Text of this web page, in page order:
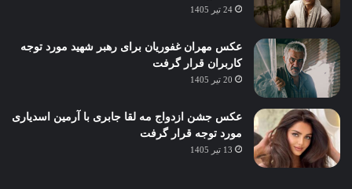
24 تیر 1405
عکس مهران غفوریان برای رهبر شهید مورد توجه
کاربران قرار گرفت
20 تیر 1405
عکس جشن ازدواج مه لقا جابری با آرمین اسدیاری
مورد توجه قرار گرفت
13 تیر 1405